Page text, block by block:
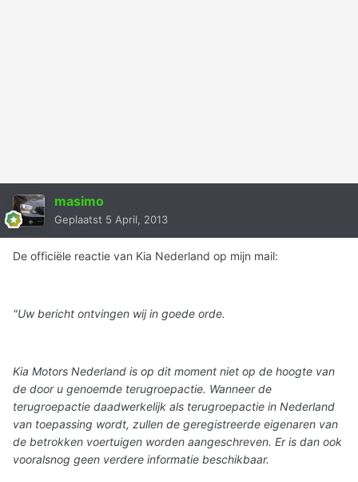
masimo
Geplaatst 5 April, 2013
De officiële reactie van Kia Nederland op mijn mail:
"Uw bericht ontvingen wij in goede orde.
Kia Motors Nederland is op dit moment niet op de hoogte van
de door u genoemde terugroepactie. Wanneer de
terugroepactie daadwerkelijk als terugroepactie in Nederland
van toepassing wordt, zullen de geregistreerde eigenaren van
de betrokken voertuigen worden aangeschreven. Er is dan ook
vooralsnog geen verdere informatie beschikbaar.